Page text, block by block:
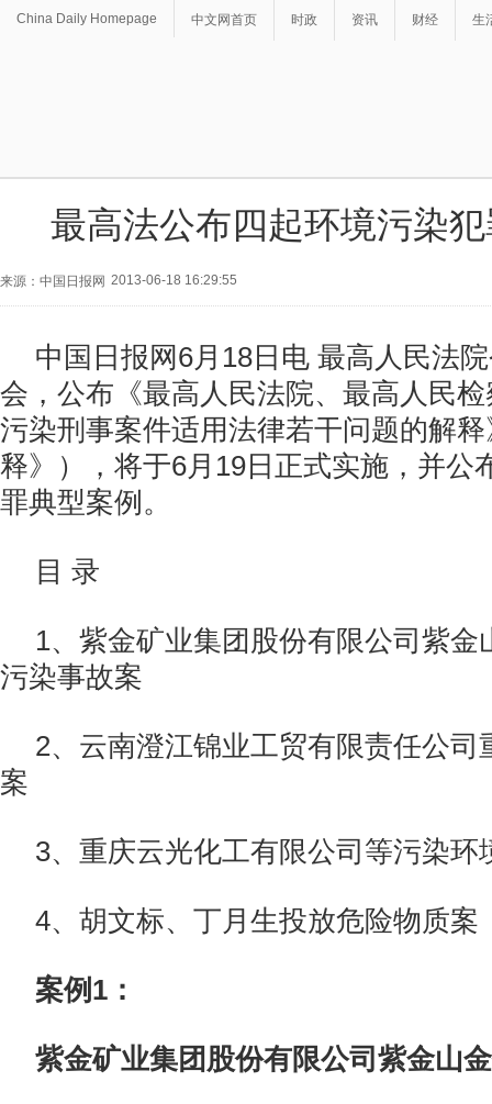
China Daily Homepage 中文网首页 时政 资讯 财经 生
最高法公布四起环境污染
来源：中国日报网 2013-06-18 16:29:55
中国日报网6月18日电 最高人民法
会，公布《最高人民法院、最高人民
污染刑事案件适用法律若干问题的解
释》），将于6月19日正式实施，并公
罪典型案例。
目 录
1、紫金矿业集团股份有限公司紫金
污染事故案
2、云南澄江锦业工贸有限责任公司
案
3、重庆云光化工有限公司等污染环
4、胡文标、丁月生投放危险物质案
案例1：
紫金矿业集团股份有限公司紫金山